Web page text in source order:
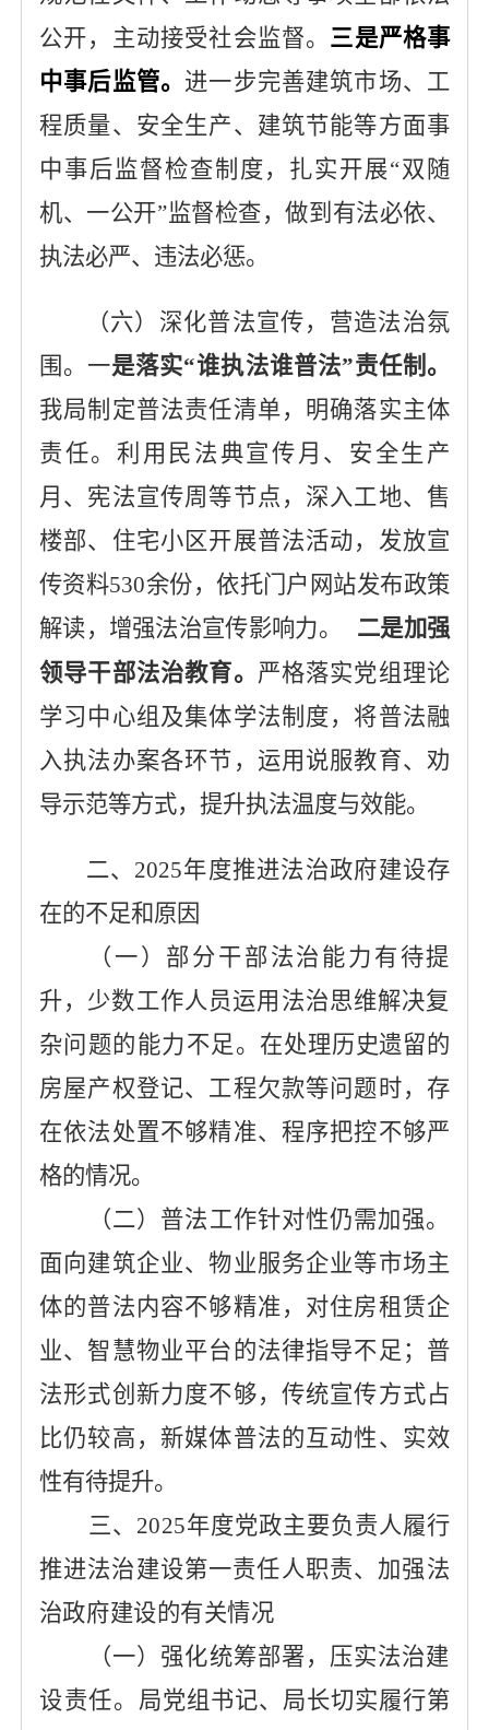
公开，主动接受社会监督。 三是严格事
中事后监管。 进一步完善建筑市场、工
程质量、安全生产、建筑节能等方面事
中事后监督检查制度，扎实开展“双随
机、一公开”监督检查，做到有法必依、
执法必严、违法必惩。
（六）深化普法宣传，营造法治氛
围。一是落实“谁执法谁普法”责任制。
我局制定普法责任清单，明确落实主体
责任。利用民法典宣传月、安全生产
月、宪法宣传周等节点，深入工地、售
楼部、住宅小区开展普法活动，发放宣
传资料530余份，依托门户网站发布政策
解读，增强法治宣传影响力。
二是加强
领导干部法治教育。 严格落实党组理论
学习中心组及集体学法制度，将普法融
入执法办案各环节，运用说服教育、劝
导示范等方式，提升执法温度与效能。
二、 2025年度推进法治政府建设存
在的不足和原因
（一）部分干部法治能力有待提
升，少数工作人员运用法治思维解决复
杂问题的能力不足。 在处理历史遗留的
房屋产权登记、工程欠款等问题时，存
在依法处置不够精准、程序把控不够严
格的情况。
（二）普法工作针对性仍需加强。
面向建筑企业、物业服务企业等市场主
体的普法内容不够精准，对住房租赁企
业、智慧物业平台的法律指导不足；普
法形式创新力度不够，传统宣传方式占
比仍较高，新媒体普法的互动性、实效
性有待提升。
三、 2025年度党政主要负责人履行
推进法治建设第一责任人职责、加强法
治政府建设的有关情况
（一） 强化统筹部署，压实法治建
设责任。 局党组书记、局长切实履行第